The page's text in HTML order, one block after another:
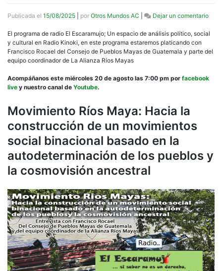
Publicada el 15/08/2025 por Otros Mundos AC Dejar un comentarioen
la
20
la
El programa de radio El Escaramujo; Un espacio de análisis político, social
y cultural en Radio Kinoki, en este programa estaremos platicando con
Francisco Rocael del Consejo de Pueblos Mayas de Guatemala y parte del
equipo coordinador de La Alianza Ríos Mayas
Acompáñanos este miércoles 20 de agosto las 7:00 pm por facebook
live y nuestro canal de Youtube.
Movimiento Ríos Maya: Hacia la
construcción de un movimientos
social binacional basado en la
autodeterminación de los pueblos y
la cosmovisión ancestral